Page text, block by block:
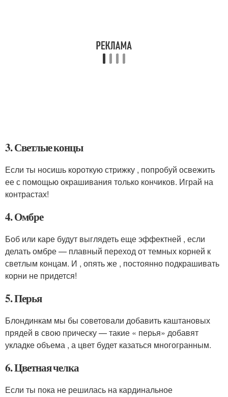
3. Светлые концы
Если ты носишь короткую стрижку , попробуй освежить
ее с помощью окрашивания только кончиков. Играй на
контрастах!
4. Омбре
Боб или каре будут выглядеть еще эффектней , если
делать омбре — плавный переход от темных корней к
светлым концам. И , опять же , постоянно подкрашивать
корни не придется!
5. Перья
Блондинкам мы бы советовали добавить каштановых
прядей в свою прическу — такие « перья» добавят
укладке объема , а цвет будет казаться многогранным.
6. Цветная челка
Если ты пока не решилась на кардинальное